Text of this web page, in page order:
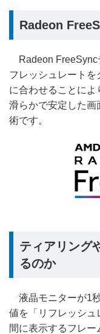
Radeon
Radeon
フレッシュレートを
に合わせることによ
滑らかで安定した画
術です。
ティアリング
るのか
液晶モニターが1
値を「リフレッシ
間に表示するフレー